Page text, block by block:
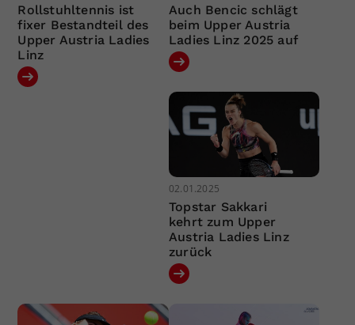
Rollstuhltennis ist
fixer Bestandteil des
Upper Austria Ladies
Linz
Auch Bencic schlägt
beim Upper Austria
Ladies Linz 2025 auf
02.01.2025
Topstar Sakkari
kehrt zum Upper
Austria Ladies Linz
zurück